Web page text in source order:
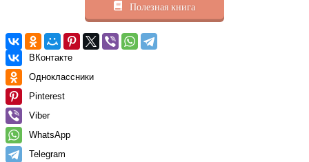
Полезная книга
ВКонтакте
Одноклассники
Pinterest
Viber
WhatsApp
Telegram